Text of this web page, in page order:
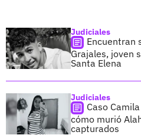
Judiciales
Encuentran
Grajales, joven
Santa Elena
Judiciales
Caso
cómo murió
capturados